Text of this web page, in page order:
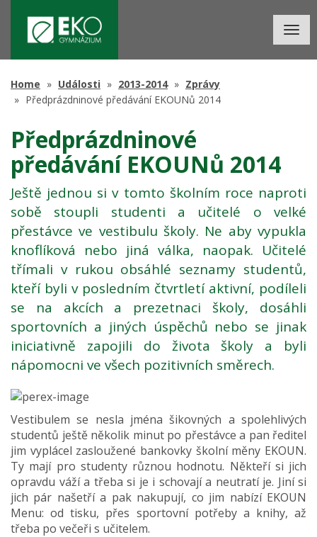
Home Události 2013-2014
Zprávy
Předprázdninové předávání EKOUNů 2014
Předprázdninové
předávání EKOUNů 2014
Ještě jednou si v tomto školním roce naproti
sobě stoupli studenti a učitelé o velké
přestávce ve vestibulu školy. Ne aby vypukla
knoflíková nebo jiná válka, naopak. Učitelé
třímali v rukou obsáhlé seznamy studentů,
kteří byli v posledním čtvrtletí aktivní, podíleli
se na akcích a prezetnaci školy, dosáhli
sportovních a jiných úspěchů nebo se jinak
iniciativně zapojili do života školy a byli
nápomocni ve všech pozitivních směrech.
Vestibulem se nesla jména šikovných a spolehlivých
studentů ještě několik minut po přestávce a pan ředitel
jim vyplácel zasloužené bankovky školní měny EKOUN.
Ty mají pro studenty různou hodnotu. Někteří si jich
opravdu váží a třeba si je i schovají a neutratí je. Jiní si
jich pár našetří a pak nakupují, co jim nabízí EKOUN
Menu: od tisku, přes sportovní potřeby a knihy, až
třeba po večeři s učitelem.